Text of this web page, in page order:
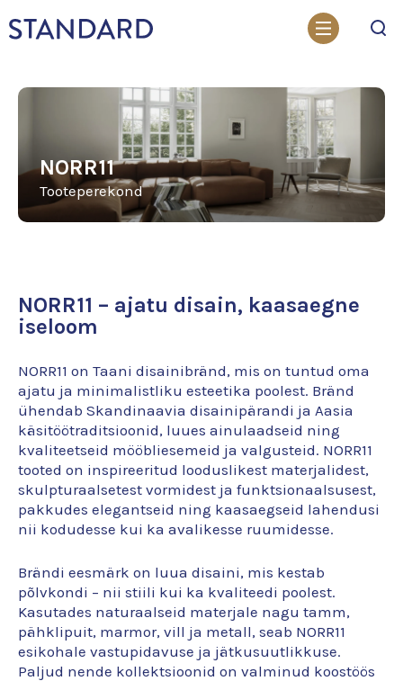
NORR11
Tooteperekond
NORR11 – ajatu disain, kaasaegne
iseloom
NORR11 on Taani disainibränd, mis on tuntud oma
ajatu ja minimalistliku esteetika poolest. Bränd
ühendab Skandinaavia disainipärandi ja Aasia
käsitöötraditsioonid, luues ainulaadseid ning
kvaliteetseid mööbliesemeid ja valgusteid. NORR11
tooted on inspireeritud looduslikest materjalidest,
skulpturaalsetest vormidest ja funktsionaalsusest,
pakkudes elegantseid ning kaasaegseid lahendusi
nii kodudesse kui ka avalikesse ruumidesse.
Brändi eesmärk on luua disaini, mis kestab
põlvkondi – nii stiili kui ka kvaliteedi poolest.
Kasutades naturaalseid materjale nagu tamm,
pähklipuit, marmor, vill ja metall, seab NORR11
esikohale vastupidavuse ja jätkusuutlikkuse.
Paljud nende kollektsioonid on valminud koostöös